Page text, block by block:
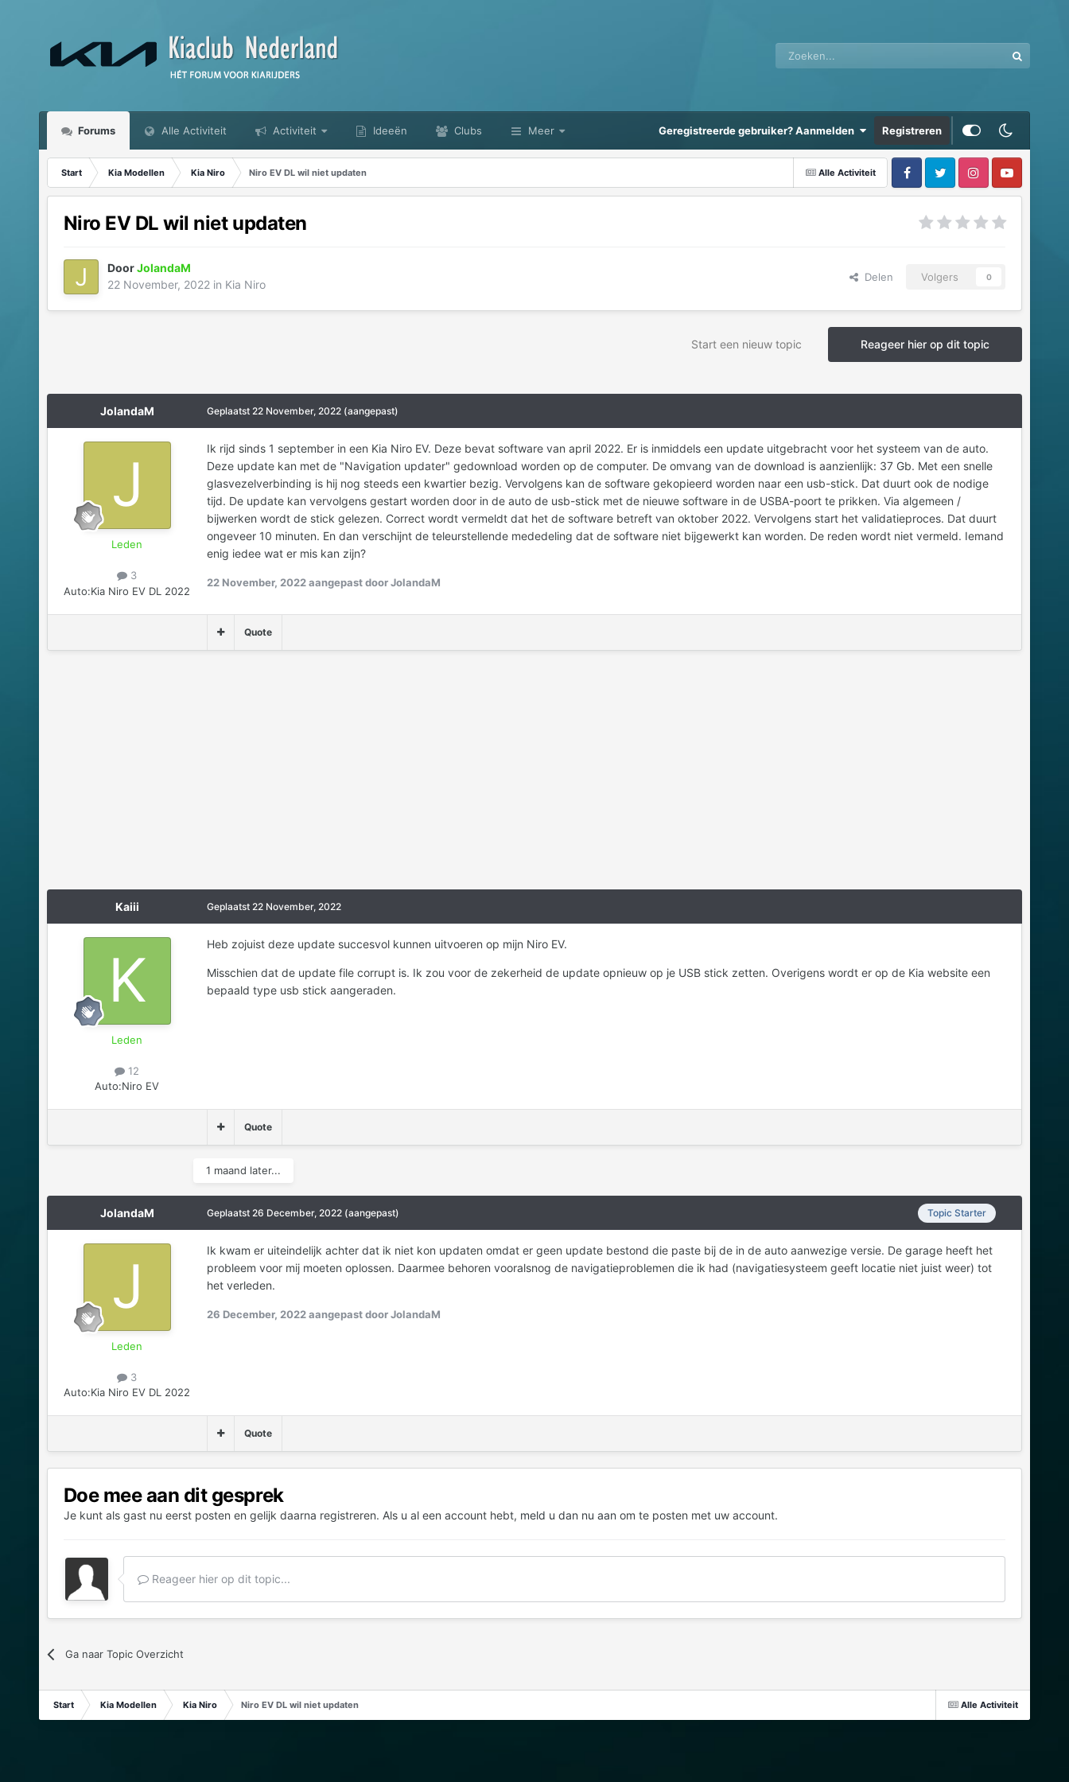
Forums Alle Activiteit Activiteit Ideeën Clubs Meer Geregistreerde gebruiker? Aanmelden Registreren
Alle Activiteit
Start Kia Modellen Kia Niro Niro EV DL wil niet updaten
Niro EV DL wil niet updaten
DoorJolandaM
22 November, 2022in Kia Niro
Delen Volgers 0
Reageer hier op dit topic
Start een nieuw topic
JolandaM
Leden
3
Auto:Kia Niro EV DL 2022
Geplaatst 22 November, 2022 (aangepast)
Ik rijd sinds 1 september in een Kia Niro EV. Deze bevat software van april 2022. Er is inmiddels een update uitgebracht voor het systeem van de auto.
Deze update kan met de "Navigation updater" gedownload worden op de computer. De omvang van de download is aanzienlijk: 37 Gb. Met een snelle
glasvezelverbinding is hij nog steeds een kwartier bezig. Vervolgens kan de software gekopieerd worden naar een usb-stick. Dat duurt ook de nodige
tijd. De update kan vervolgens gestart worden door in de auto de usb-stick met de nieuwe software in de USBA-poort te prikken. Via algemeen /
bijwerken wordt de stick gelezen. Correct wordt vermeldt dat het de software betreft van oktober 2022. Vervolgens start het validatieproces. Dat duurt
ongeveer 10 minuten. En dan verschijnt de teleurstellende mededeling dat de software niet bijgewerkt kan worden. De reden wordt niet vermeld. Iemand
enig iedee wat er mis kan zijn?
22 November, 2022aangepast door JolandaM
Quote
Kaiii
Leden
12
Auto:Niro EV
Geplaatst 22 November, 2022
Heb zojuist deze update succesvol kunnen uitvoeren op mijn Niro EV.
Misschien dat de update file corrupt is. Ik zou voor de zekerheid de update opnieuw op je USB stick zetten. Overigens wordt er op de Kia website een
bepaald type usb stick aangeraden.
Quote
1 maand later...
JolandaM
Leden
3
Auto:Kia Niro EV DL 2022
Topic Starter
Geplaatst 26 December, 2022 (aangepast)
Ik kwam er uiteindelijk achter dat ik niet kon updaten omdat er geen update bestond die paste bij de in de auto aanwezige versie. De garage heeft het
probleem voor mij moeten oplossen. Daarmee behoren vooralsnog de navigatieproblemen die ik had (navigatiesysteem geeft locatie niet juist weer) tot
het verleden.
26 December, 2022aangepast door JolandaM
Quote
Doe mee aan dit gesprek
Je kunt als gast nu eerst posten en gelijk daarna registreren. Als u al een account hebt, meld u dan nu aan om te posten met uw account.
Reageer hier op dit topic...
Ga naar Topic Overzicht
Alle Activiteit
Start Kia Modellen Kia Niro Niro EV DL wil niet updaten